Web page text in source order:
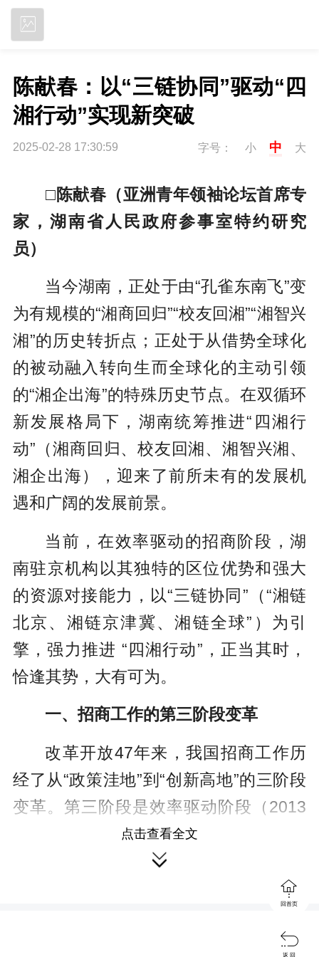
陈献春：以“三链协同”驱动“四
湘行动”实现新突破
2025-02-28 17:30:59 字号： 小 中 大
□陈献春（亚洲青年领袖论坛首席专
家，湖南省人民政府参事室特约研究
员）
当今湖南，正处于由“孔雀东南飞”变
为有规模的“湘商回归”“校友回湘”“湘智兴
湘”的历史转折点；正处于从借势全球化
的被动融入转向生而全球化的主动引领
的“湘企出海”的特殊历史节点。在双循环
新发展格局下，湖南统筹推进“四湘行
动”（湘商回归、校友回湘、湘智兴湘、
湘企出海），迎来了前所未有的发展机
遇和广阔的发展前景。
当前，在效率驱动的招商阶段，湖
南驻京机构以其独特的区位优势和强大
的资源对接能力，以“三链协同”（“湘链
北京、湘链京津冀、湘链全球”）为引
擎，强力推进 “四湘行动”，正当其时，
恰逢其势，大有可为。
一、招商工作的第三阶段变革
改革开放47年来，我国招商工作历
经了从“政策洼地”到“创新高地”的三阶段
变革。 第三阶段是效率驱动阶段（2013
年至今），依靠创新优势，我国引领全
球规则重构。企业对效率追求达到新高
度，高效的物流体系、快速的信息流
资源，特别是技术效率、制度效率和生
点击查看全文


回首页

返 回